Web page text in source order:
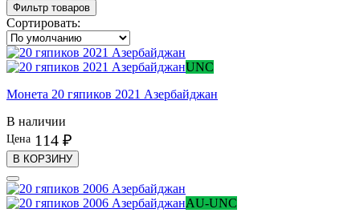
Фильтр товаров
Сортировать:
UNC
Монета 20 гяпиков 2021 Азербайджан
В наличии
Цена 114 ₽
В КОРЗИНУ
AU-UNC